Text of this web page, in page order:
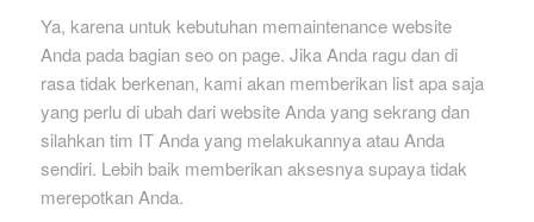
Ya, karena untuk kebutuhan memaintenance website
Anda pada bagian seo on page. Jika Anda ragu dan di
rasa tidak berkenan, kami akan memberikan list apa saja
yang perlu di ubah dari website Anda yang sekrang dan
silahkan tim IT Anda yang melakukannya atau Anda
sendiri. Lebih baik memberikan aksesnya supaya tidak
merepotkan Anda.